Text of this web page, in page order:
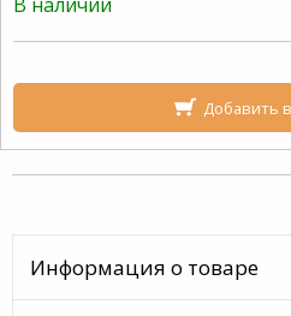
Добавить
Информация о товаре